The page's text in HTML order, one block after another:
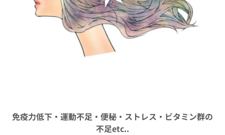
免疫力低下・運動不足・便秘・ストレス・ビタミン群の
不足etc..